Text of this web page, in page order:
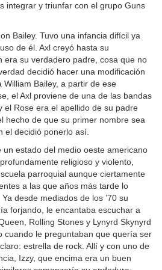
integrar y triunfar con el grupo Guns
Bailey. Tuvo una infancia difícil ya
de él. Axl creyó hasta su
era su verdadero padre, cosa que no
decidió hacer una modificación
Bailey, a partir de ese
el Axl proviene de una de las bandas
el Rose era el apellido de su padre
hecho de que su primer nombre sea
el decidió ponerlo así.
estado del medio oeste americano
religioso y violento,
parroquial aunque ciertamente
a las que años más tarde lo
desde mediados de los ’70 su
forjando, le encantaba escuchar a
Rolling Stones y Lynyrd Skynyrd
cuando le preguntaban que quería ser
estrella de rock. Allí y con uno de
Izzy, que encima era un buen